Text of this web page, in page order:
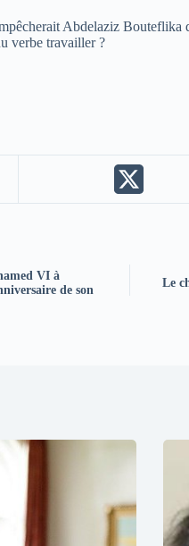
Abdelaziz
verbe travailler ?
VI à
de son
Le